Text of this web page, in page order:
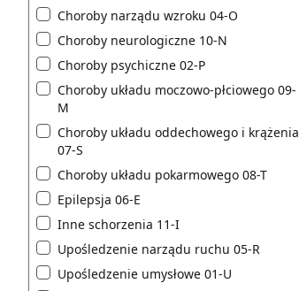
Choroby narządu wzroku 04-O
Choroby neurologiczne 10-N
Choroby psychiczne 02-P
Choroby układu moczowo-płciowego 09-
M
Choroby układu oddechowego i krążenia
07-S
Choroby układu pokarmowego 08-T
Epilepsja 06-E
Inne schorzenia 11-I
Upośledzenie narządu ruchu 05-R
Upośledzenie umysłowe 01-U